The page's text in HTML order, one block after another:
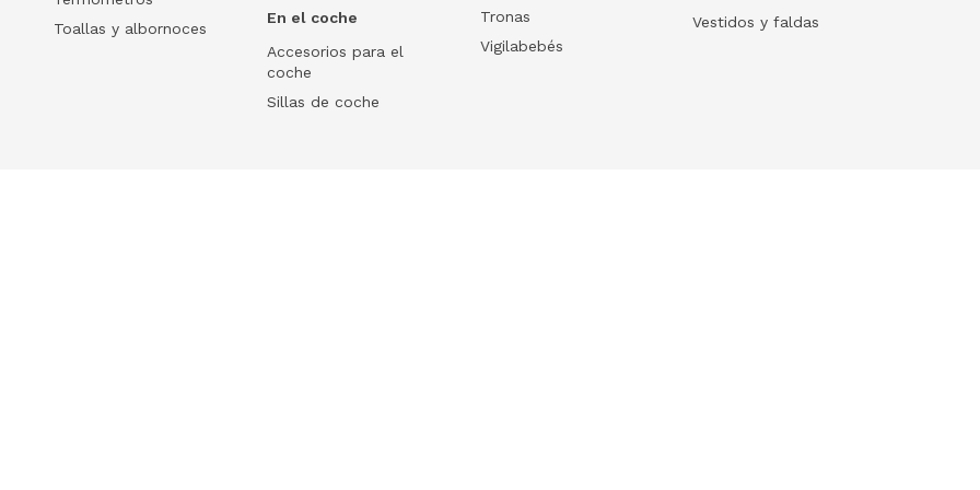
Toallas y albornoces
En el coche
Accesorios para el
coche
Sillas de coche
Tronas
Vigilabebés
Vestidos y faldas